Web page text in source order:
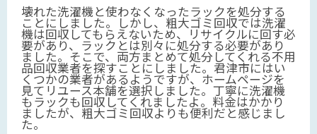
壊れた洗濯機と使わなくなったラックを処分する
ことにしました。しかし、粗大ゴミ回収では洗濯
機は回収してもらえないため、リサイクルに回す必
要があり、ラックとは別々に処分する必要があり
ました。そこで、両方まとめて処分してくれる不用
品回収業者を探すことにしました。君津市にはい
くつかの業者があるようですが、ホームページを
見てリユース本舗を選択しました。丁寧に洗濯機
もラックも回収してくれましたよ。料金はかかり
ましたが、粗大ゴミ回収よりも便利だと感じまし
た。